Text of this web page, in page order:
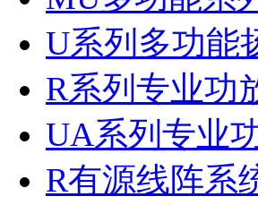
U系列多功能
R系列专业功
UA系列专业
R有源线阵系